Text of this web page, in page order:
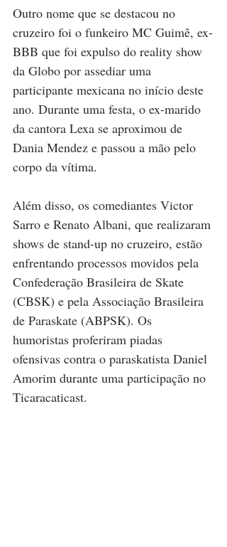
Outro nome que se destacou no
cruzeiro foi o funkeiro MC Guimê, ex-
BBB que foi expulso do reality show
da Globo por assediar uma
participante mexicana no início deste
ano. Durante uma festa, o ex-marido
da cantora Lexa se aproximou de
Dania Mendez e passou a mão pelo
corpo da vítima.
Além disso, os comediantes Victor
Sarro e Renato Albani, que realizaram
shows de stand-up no cruzeiro, estão
enfrentando processos movidos pela
Confederação Brasileira de Skate
(CBSK) e pela Associação Brasileira
de Paraskate (ABPSK). Os
humoristas proferiram piadas
ofensivas contra o paraskatista Daniel
Amorim durante uma participação no
Ticaracaticast.